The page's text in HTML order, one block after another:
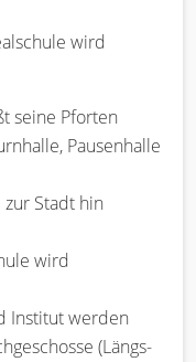
wird
seine Pforten
Pausenhalle
Stadt hin
wird
Institut werden
(Längs-